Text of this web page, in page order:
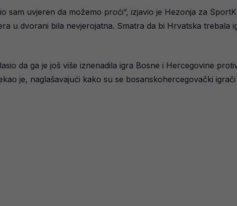
sam uvjeren da možemo proći”, izjavio je Hezonja za
u dvorani bila nevjerojatna. Smatra da bi Hrvatska trebala
da ga je još više iznenadila igra Bosne i Hercegovine
je, naglašavajući kako su se bosanskohercegovački